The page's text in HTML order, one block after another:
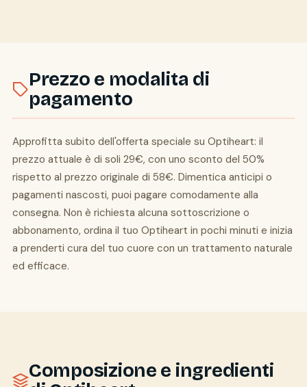
Prezzo e modalita di
pagamento
Approfitta subito dell'offerta speciale su Optiheart: il
prezzo attuale è di soli 29€, con uno sconto del 50%
rispetto al prezzo originale di 58€. Dimentica anticipi o
pagamenti nascosti, puoi pagare comodamente alla
consegna. Non è richiesta alcuna sottoscrizione o
abbonamento, ordina il tuo Optiheart in pochi minuti e inizia
a prenderti cura del tuo cuore con un trattamento naturale
ed efficace.
Composizione e ingredienti